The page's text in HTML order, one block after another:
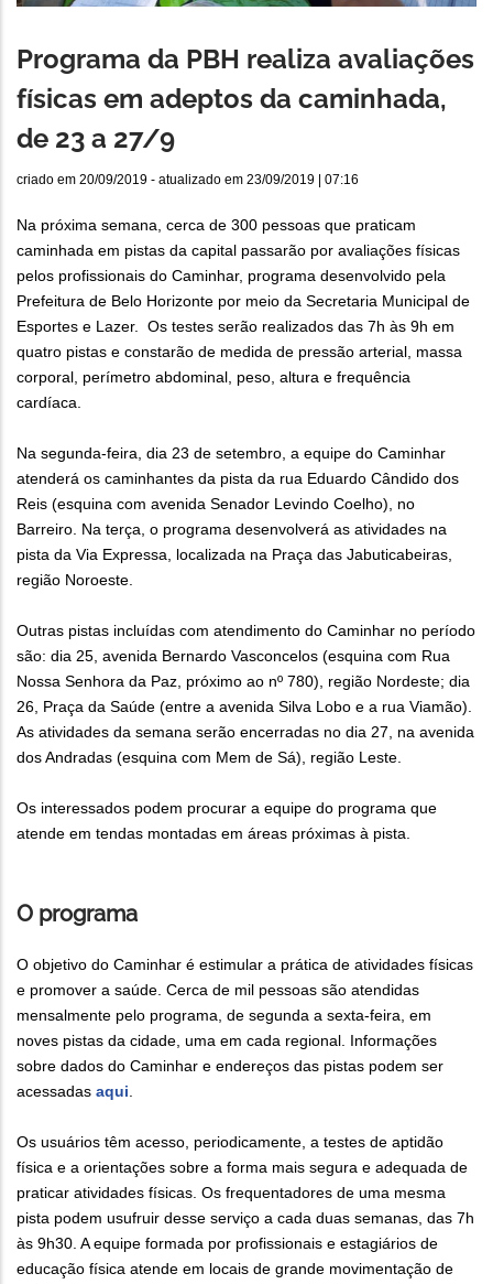
Programa da PBH realiza avaliações
físicas em adeptos da caminhada,
de 23 a 27/9
criado em 20/09/2019 - atualizado em 23/09/2019 | 07:16
Na próxima semana, cerca de 300 pessoas que praticam
caminhada em pistas da capital passarão por avaliações físicas
pelos profissionais do Caminhar, programa desenvolvido pela
Prefeitura de Belo Horizonte por meio da Secretaria Municipal de
Esportes e Lazer. Os testes serão realizados das 7h às 9h em
quatro pistas e constarão de medida de pressão arterial, massa
corporal, perímetro abdominal, peso, altura e frequência
cardíaca.
Na segunda-feira, dia 23 de setembro, a equipe do Caminhar
atenderá os caminhantes da pista da rua Eduardo Cândido dos
Reis (esquina com avenida Senador Levindo Coelho), no
Barreiro. Na terça, o programa desenvolverá as atividades na
pista da Via Expressa, localizada na Praça das Jabuticabeiras,
região Noroeste.
Outras pistas incluídas com atendimento do Caminhar no período
são: dia 25, avenida Bernardo Vasconcelos (esquina com Rua
Nossa Senhora da Paz, próximo ao nº 780), região Nordeste; dia
26, Praça da Saúde (entre a avenida Silva Lobo e a rua Viamão).
As atividades da semana serão encerradas no dia 27, na avenida
dos Andradas (esquina com Mem de Sá), região Leste.
Os interessados podem procurar a equipe do programa que
atende em tendas montadas em áreas próximas à pista.
O programa
O objetivo do Caminhar é estimular a prática de atividades físicas
e promover a saúde. Cerca de mil pessoas são atendidas
mensalmente pelo programa, de segunda a sexta-feira, em
noves pistas da cidade, uma em cada regional. Informações
sobre dados do Caminhar e endereços das pistas podem ser
acessadas aqui.
Os usuários têm acesso, periodicamente, a testes de aptidão
física e a orientações sobre a forma mais segura e adequada de
praticar atividades físicas. Os frequentadores de uma mesma
pista podem usufruir desse serviço a cada duas semanas, das 7h
às 9h30. A equipe formada por profissionais e estagiários de
educação física atende em locais de grande movimentação de